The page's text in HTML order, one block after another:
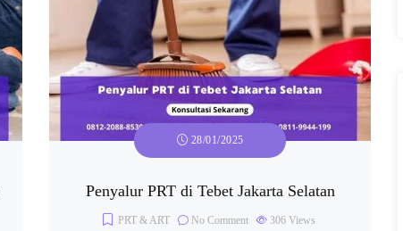
28/01/2025
Penyalur PRT di Tebet Jakarta Selatan
PRT & ART No Comment 306 Views